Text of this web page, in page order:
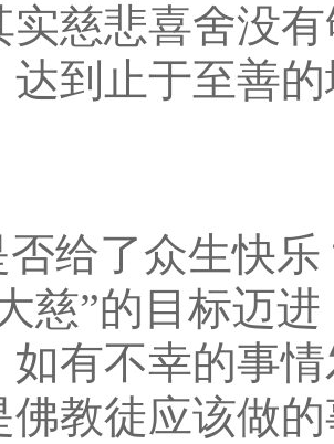
实慈悲喜舍没
达到止于至善
给了众生快
慈”的目标迈
如有不幸的事
佛教徒应该做